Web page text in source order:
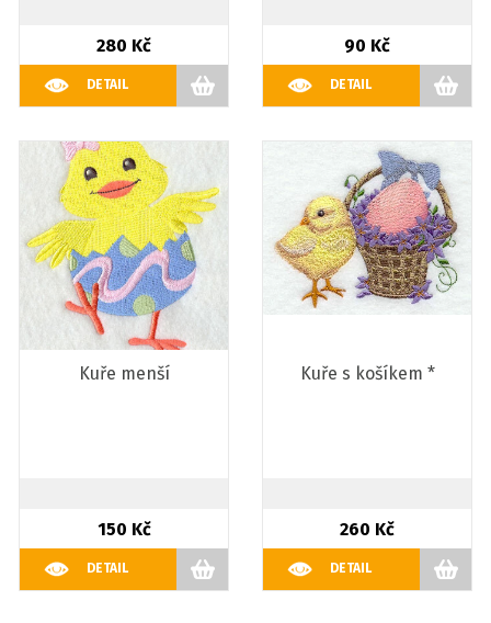
280 Kč
DETAIL
90 Kč
DETAIL
Kuře menší
150 Kč
DETAIL
Kuře s košíkem *
260 Kč
DETAIL